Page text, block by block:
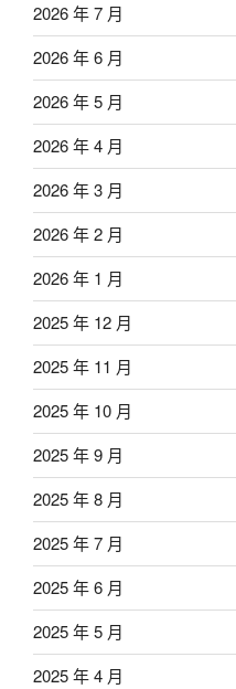
2026 年 7 月
2026 年 6 月
2026 年 5 月
2026 年 4 月
2026 年 3 月
2026 年 2 月
2026 年 1 月
2025 年 12 月
2025 年 11 月
2025 年 10 月
2025 年 9 月
2025 年 8 月
2025 年 7 月
2025 年 6 月
2025 年 5 月
2025 年 4 月